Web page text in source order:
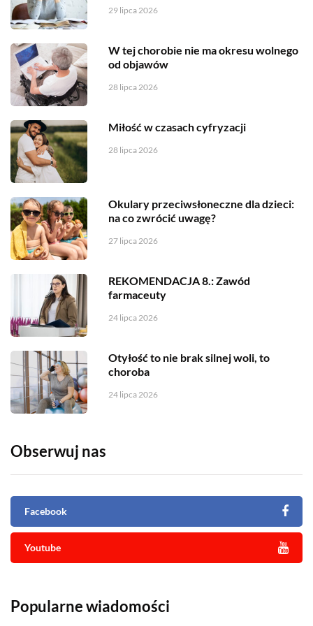
29 lipca 2026
W tej chorobie nie ma okresu wolnego
od objawów
28 lipca 2026
Miłość w czasach cyfryzacji
28 lipca 2026
Okulary przeciwsłoneczne dla dzieci:
na co zwrócić uwagę?
27 lipca 2026
REKOMENDACJA 8.: Zawód
farmaceuty
24 lipca 2026
Otyłość to nie brak silnej woli, to
choroba
24 lipca 2026
Obserwuj nas
Facebook
Youtube
Popularne wiadomości